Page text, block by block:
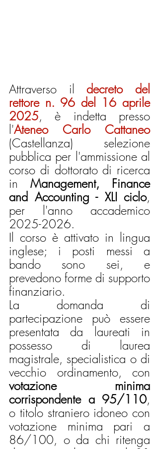
Attraverso il decreto del
rettore n. 96 del 16 aprile
2025, è indetta presso
l'Ateneo Carlo Cattaneo
(Castellanza) selezione
pubblica per l'ammissione al
corso di dottorato di ricerca
in Management, Finance
and Accounting - XLI ciclo,
per l'anno accademico
2025-2026.
Il corso è attivato in lingua
inglese; i posti messi a
bando sono sei, e
prevedono forme di supporto
finanziario.
La domanda di
partecipazione può essere
presentata da laureati in
possesso di laurea
magistrale, specialistica o di
votazione minima
corrispondente a 95/110,
o titolo straniero idoneo con
votazione minima pari a
86/100, o da chi ritenga